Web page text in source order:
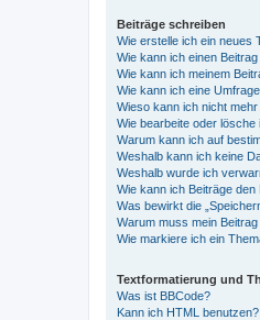
Beiträge schreiben
Wie erstelle ich ein neues
Wie kann ich einen
Wie kann ich meinem
Wie kann ich eine
Wieso kann ich nicht
Wie bearbeite oder lösche
Warum kann ich auf
Weshalb kann ich keine
Weshalb wurde ich
Wie kann ich Beiträge
Was bewirkt die
Warum muss mein
Wie markiere ich ein
Textformatierung und
Was ist BBCode?
Kann ich HTML benutzen?